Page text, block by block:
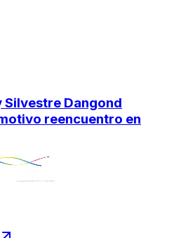
Silvestre Dangond
reencuentro en